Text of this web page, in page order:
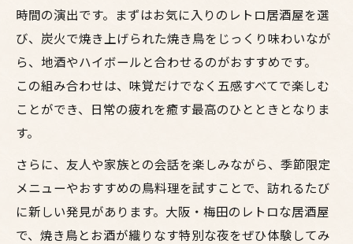
時間の演出です。まずはお気に入りのレトロ居酒屋を選
び、炭火で焼き上げられた焼き鳥をじっくり味わいなが
ら、地酒やハイボールと合わせるのがおすすめです。
この組み合わせは、味覚だけでなく五感すべてで楽しむ
ことができ、日常の疲れを癒す最高のひとときとなりま
す。
さらに、友人や家族との会話を楽しみながら、季節限定
メニューやおすすめの鳥料理を試すことで、訪れるたび
に新しい発見があります。大阪・梅田のレトロな居酒屋
で、焼き鳥とお酒が織りなす特別な夜をぜひ体験してみ